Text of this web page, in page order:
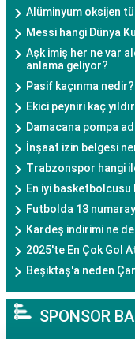
Alüminyum oksijen
Messi hangi Dünya
Aşk imiş her ne var
anlama geliyor?
Pasif kaçınma nedir?
Ekici peyniri kaç
Damacana pompa
İnşaat izin belgesi
Trabzonspor hangi
En iyi basketbolcusu
Futbolda 13
Kardeş indirimi ne
2025'te En Çok Gol
Beşiktaş'a neden
SPONSOR